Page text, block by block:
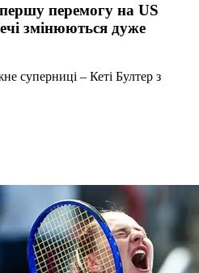
перемогу на US
змінюються дуже
суперниці – Кеті Бултер з